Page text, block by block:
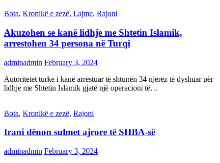
Bota, Kronikë e zezë, Lajme, Rajoni
Akuzohen se kanë lidhje me Shtetin Islamik,
arrestohen 34 persona në Turqi
adminadmin February 3, 2024
Autoritetet turke i kanë arrestuar të shtunën 34 njerëz të dyshuar për
lidhje me Shtetin Islamik gjatë një operacioni të…
Bota, Kronikë e zezë, Rajoni
Irani dënon sulmet ajrore të SHBA-së
adminadmin February 3, 2024